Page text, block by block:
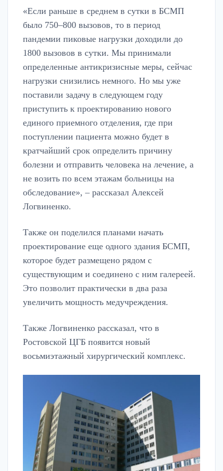
«Если раньше в среднем в сутки в БСМП
было 750–800 вызовов, то в период
пандемии пиковые нагрузки доходили до
1800 вызовов в сутки. Мы принимали
определенные антикризисные меры, сейчас
нагрузки снизились немного. Но мы уже
поставили задачу в следующем году
приступить к проектированию нового
единого приемного отделения, где при
поступлении пациента можно будет в
кратчайший срок определить причину
болезни и отправить человека на лечение, а
не возить по всем этажам больницы на
обследование», – рассказал Алексей
Логвиненко.
Также он поделился планами начать
проектирование еще одного здания БСМП,
которое будет размещено рядом с
существующим и соединено с ним галереей.
Это позволит практически в два раза
увеличить мощность медучреждения.
Также Логвиненко рассказал, что в
Ростовской ЦГБ появится новый
восьмиэтажный хирургический комплекс.